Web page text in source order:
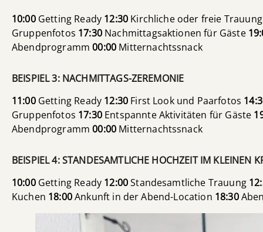
10:00Getting Ready 12:30 Kirchliche oder freie
Gruppenfotos 17:30Nachmittagsaktionen für Gäste
Abendprogramm00:00 Mitternachtssnack
BEISPIEL 3: NACHMITTAGS-ZEREMONIE
11:00Getting Ready 12:30 First Look und Paarfotos
Gruppenfotos 17:30Entspannte Aktivitäten für Gäste
Abendprogramm00:00 Mitternachtssnack
BEISPIEL 4: STANDESAMTLICHE HOCHZEIT IM KLEINEN
10:00Getting Ready 12:00Standesamtliche Trauung
Kuchen 18:00Ankunft in der Abend-Location 18:30